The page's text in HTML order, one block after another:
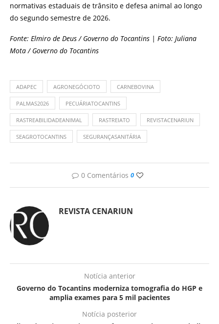
normativas estaduais de trânsito e defesa animal ao longo
do segundo semestre de 2026.
Fonte: Elmiro de Deus / Governo do Tocantins | Foto: Juliana
Mota / Governo do Tocantins
ADAPEC AGRONEGÓCIOTO CARNEBOVINA
PALMAS2026 PECUÁRIATOCANTINS
RASTREABILIDADEANIMAL RASTREIATO REVISTACENARIUN
SEAGROTOCANTINS SEGURANÇASANITÁRIA
0 Comentários 0
REVISTA CENARIUN
Notícia anterior
Governo do Tocantins moderniza tomografia do HGP e
amplia exames para 5 mil pacientes
Notícia posterior